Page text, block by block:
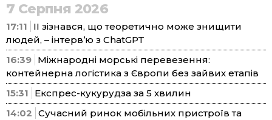
7 Серпня 2026
17:11
ІІ зізнався, що теоретично може знищити
людей, – інтерв’ю з ChatGPT
16:39 Міжнародні морські перевезення:
контейнерна логістика з Європи без зайвих етапів
15:31
Експрес-кукурудза за 5 хвилин
14:02 Сучасний ринок мобільних пристроїв та